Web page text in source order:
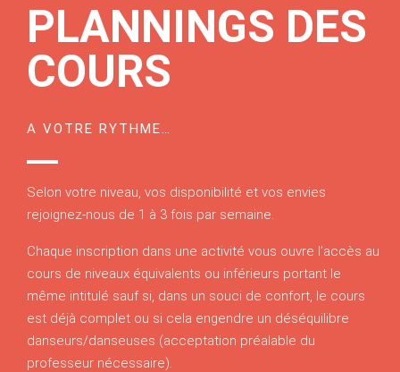
PLANNINGS DES
COURS
A VOTRE RYTHME…
Selon votre niveau, vos disponibilité et vos envies
rejoignez-nous de 1 à 3 fois par semaine.
Chaque inscription dans une activité vous ouvre l’accès au
cours de niveaux équivalents ou inférieurs portant le
même intitulé sauf si, dans un souci de confort, le cours
est déjà complet ou si cela engendre un déséquilibre
danseurs/danseuses (acceptation préalable du
professeur nécessaire).